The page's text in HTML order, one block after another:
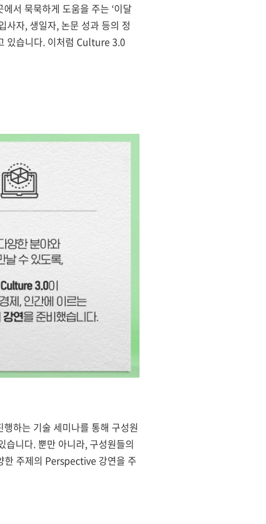
서 묵묵하게 도움을 주는 ‘이달
자, 생일자, 논문 성과 등의 정
있습니다. 이처럼 Culture 3.0
하는 기술 세미나를 통해 구성원
습니다. 뿐만 아니라, 구성원들의
한 주제의 Perspective 강연을 주